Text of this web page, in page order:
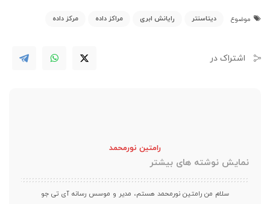
موضوع دیتاسنتر رایانش ابری مراکز داده مرکز داده
اشتراک در
رامتین نورمحمد
نمایش نوشته های بیشتر
سلام من رامتین نورمحمد هستم، مدیر و موسس رسانه آی تی جو